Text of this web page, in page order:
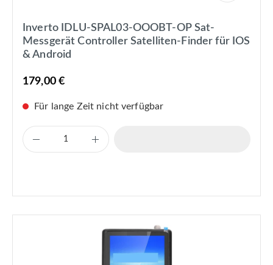
Inverto IDLU-SPAL03-OOOBT-OP Sat-
Messgerät Controller Satelliten-Finder für IOS
& Android
179,00 €
Für lange Zeit nicht verfügbar